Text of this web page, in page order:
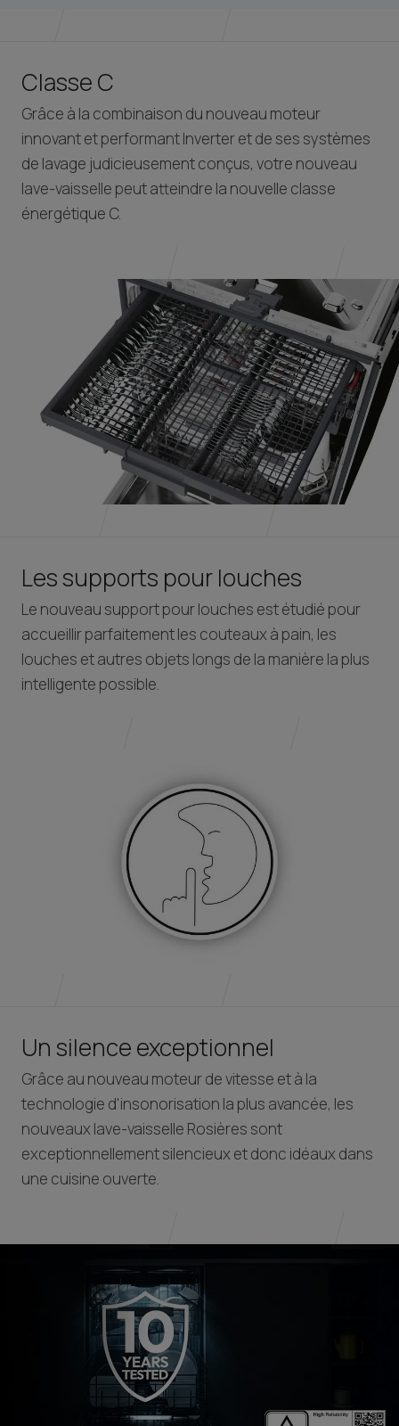
Classe C
Grâce à la combinaison du nouveau moteur
innovant et performant Inverter et de ses systèmes
de lavage judicieusement conçus, votre nouveau
lave-vaisselle peut atteindre la nouvelle classe
énergétique C.
Les supports pour louches
Le nouveau support pour louches est étudié pour
accueillir parfaitement les couteaux à pain, les
louches et autres objets longs de la manière la plus
intelligente possible.
Un silence exceptionnel
Grâce au nouveau moteur de vitesse et à la
technologie d'insonorisation la plus avancée, les
nouveaux lave-vaisselle Rosières sont
exceptionnellement silencieux et donc idéaux dans
une cuisine ouverte.